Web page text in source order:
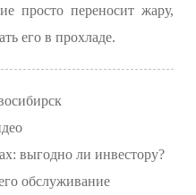
просто переносит жару,
его в прохладе.
выгодно ли инвестору?
обслуживание